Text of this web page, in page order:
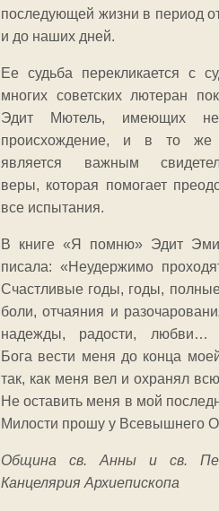
последующей жизни в период
и до наших дней.
Ее судьба перекликается с
многих советских лютеран
Эдит Мютель, имеющих
происхождение, и в то же
является важным
веры, которая помогает
все испытания.
В книге «Я помню» Эдит
писала: «Неудержимо
Счастливые годы, годы,
боли, отчаяния и
надежды, радости, любви…
Бога вести меня до конца
так, как меня вел и охранял
Не оставить меня в мой
Милости прошу у Всевышнего
Община св. Анны и св.
Канцелярия Архиепископа